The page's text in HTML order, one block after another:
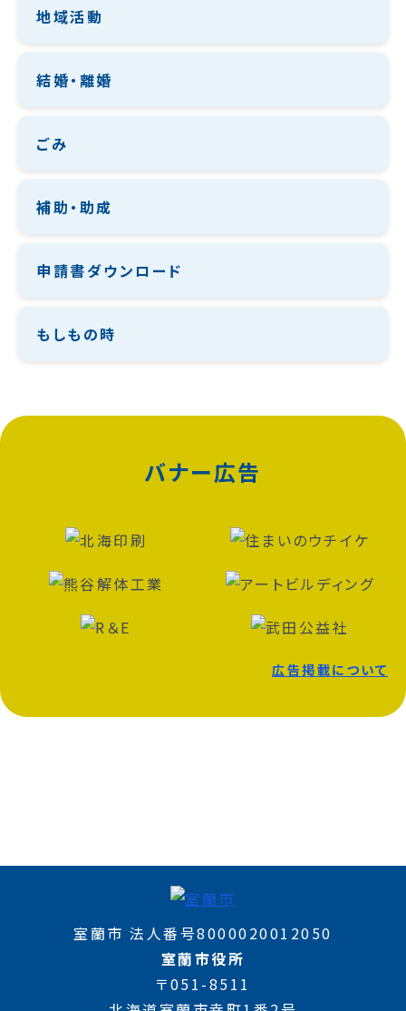
地域活動
結婚・離婚
ごみ
補助・助成
申請書ダウンロード
もしもの時
バナー広告
広告掲載について
室蘭市 法人番号8000020012050
室蘭市役所
〒051-8511